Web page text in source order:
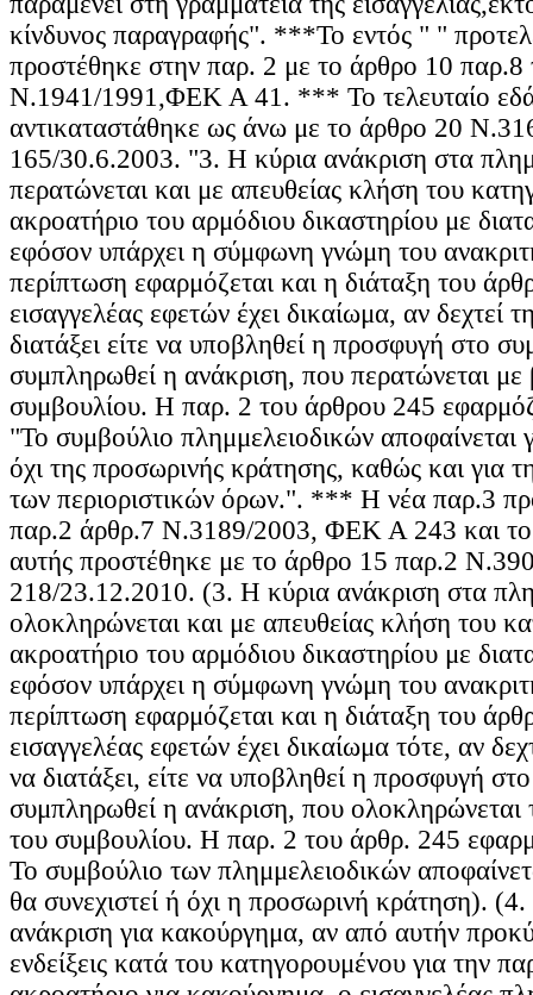
κίνδυνος παραγραφής". ***Το εντός " "
προστέθηκε στην παρ. 2 με το άρθρο 10 παρ.8
Ν.1941/1991,ΦΕΚ Α 41. *** Το τελευταίο
αντικαταστάθηκε ως άνω με το άρθρο 20
165/30.6.2003. "3. Η κύρια ανάκριση στα
περατώνεται και με απευθείας κλήση του
ακροατήριο του αρμόδιου δικαστηρίου με
εφόσον υπάρχει η σύμφωνη γνώμη του
περίπτωση εφαρμόζεται και η διάταξη του
εισαγγελέας εφετών έχει δικαίωμα, αν δεχτεί
διατάξει είτε να υποβληθεί η προσφυγή στο
συμπληρωθεί η ανάκριση, που περατώνεται
συμβουλίου. Η παρ. 2 του άρθρου 245
"Το συμβούλιο πλημμελειοδικών αποφαίνεται
όχι της προσωρινής κράτησης, καθώς και για
των περιοριστικών όρων.". *** Η νέα παρ.3
παρ.2 άρθρ.7 Ν.3189/2003, ΦΕΚ Α 243 και το
αυτής προστέθηκε με το άρθρο 15 παρ.2
218/23.12.2010. (3. Η κύρια ανάκριση στα
ολοκληρώνεται και με απευθείας κλήση του
ακροατήριο του αρμόδιου δικαστηρίου με
εφόσον υπάρχει η σύμφωνη γνώμη του
περίπτωση εφαρμόζεται και η διάταξη του
εισαγγελέας εφετών έχει δικαίωμα τότε, αν
να διατάξει, είτε να υποβληθεί η προσφυγή
συμπληρωθεί η ανάκριση, που ολοκληρώνεται
του συμβουλίου. Η παρ. 2 του άρθρ. 245
Το συμβούλιο των πλημμελειοδικών
θα συνεχιστεί ή όχι η προσωρινή κράτηση). (4.
ανάκριση για κακούργημα, αν από αυτήν
ενδείξεις κατά του κατηγορουμένου για την